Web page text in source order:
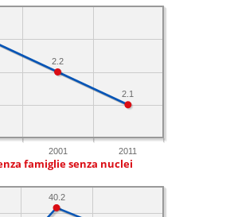
2001 2011
2.1
2.2
famiglie senza nuclei
40.2